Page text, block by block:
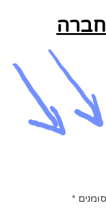
*